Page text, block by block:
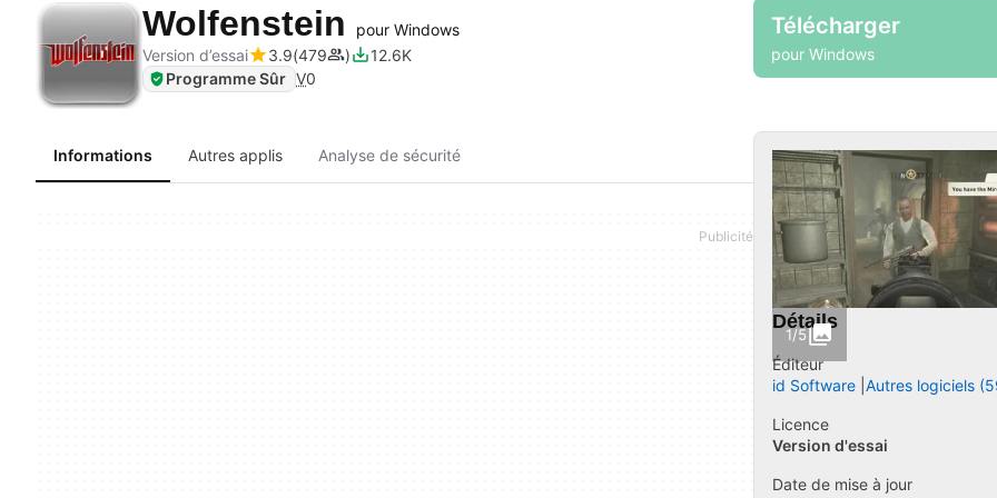
Wolfenstein
pour Windows
Version d’essai
3.9 479
12.6K
Programme Sûr V0
Télécharger
pour Windows
Informations Autres applis Analyse de sécurité
1/5
Détails
Éditeur
id Software Autres logiciels
Licence
Version d'essai
Date de mise à jour